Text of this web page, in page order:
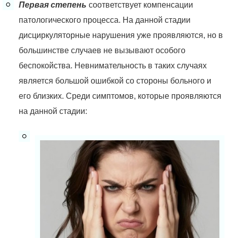
Первая степень соответствует компенсации
патологического процесса. На данной стадии
дисциркуляторные нарушения уже проявляются, но в
большинстве случаев не вызывают особого
беспокойства. Невнимательность в таких случаях
является большой ошибкой со стороны больного и
его близких. Среди симптомов, которые проявляются
на данной стадии: